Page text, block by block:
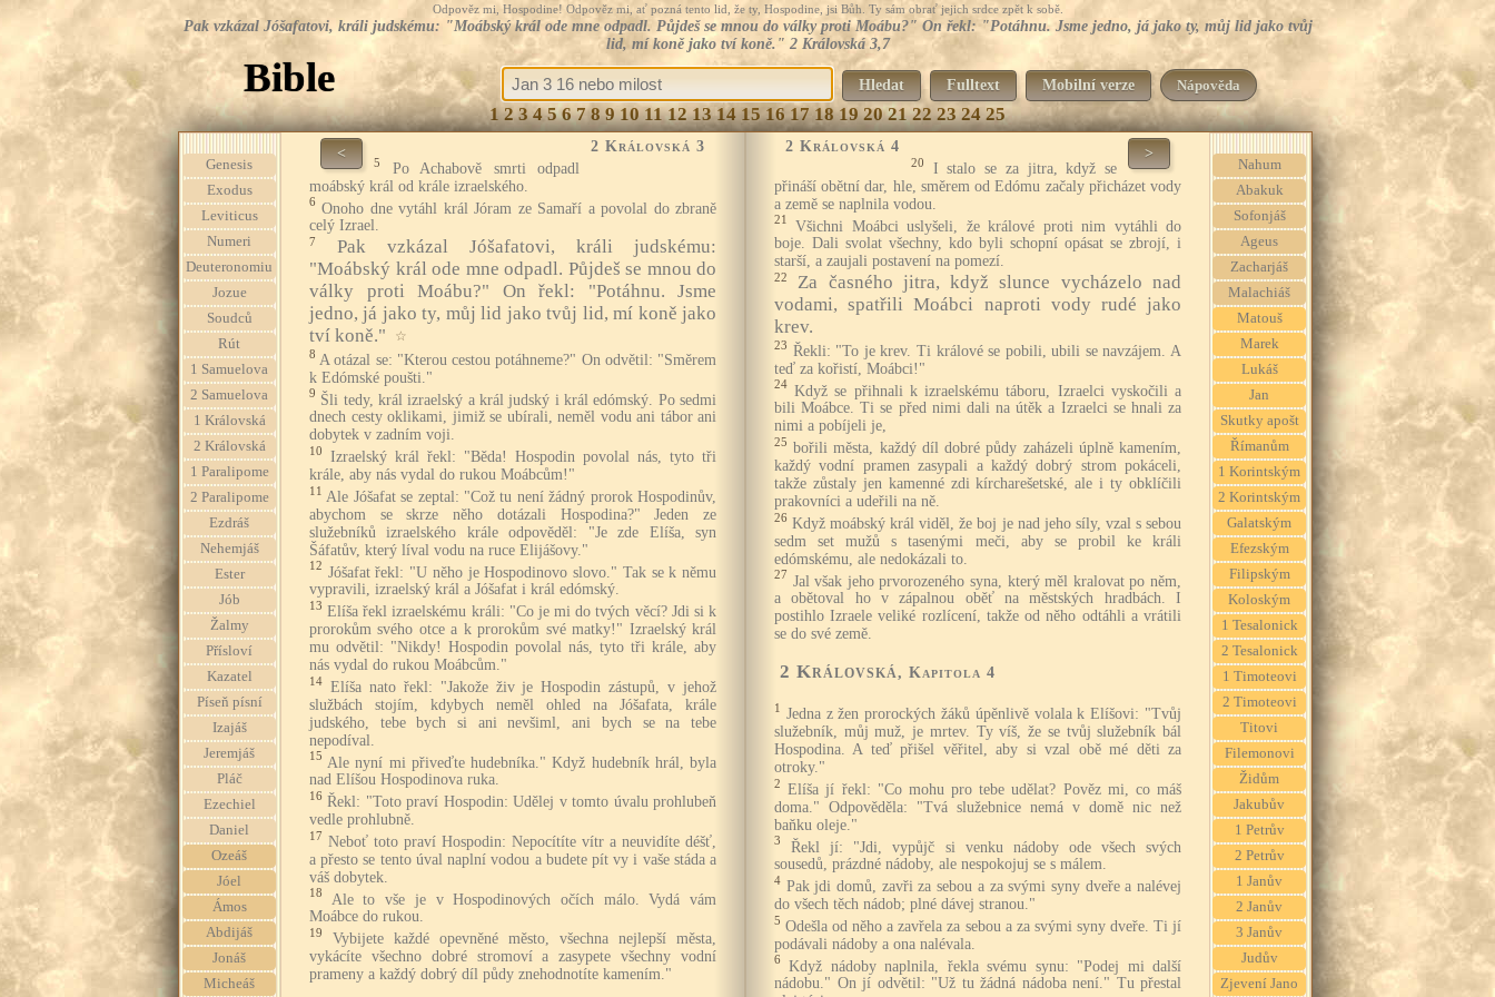
Odpověz mi, Hospodine! Odpověz mi, ať pozná tento lid, že ty, Hospodine, jsi Bůh. Ty sám obrať jejich srdce zpět k sobě.
Pak vzkázal Jóšafatovi, králi judskému: "Moábský král ode mne odpadl. Půjdeš se mnou do války proti Moábu?" On řekl: "Potáhnu. Jsme jedno, já jako ty, můj lid jako tvůj
lid, mí koně jako tví koně." 2 Královská 3,7
Bible Hledat Fulltext Mobilní verze Nápověda
1 2 3 4 5 6 7 8 9 10 11 12 13 14 15 16 17 18 19 20 21 22 23 24 25
Genesis
Exodus
Leviticus
Numeri
Deuteronomiu
Jozue
Soudců
Rút
1 Samuelova
2 Samuelova
1 Královská
2 Královská
1 Paralipome
2 Paralipome
Ezdráš
Nehemjáš
Ester
Jób
Žalmy
Přísloví
Kazatel
Píseň písní
Izajáš
Jeremjáš
Pláč
Ezechiel
Daniel
Ozeáš
Jóel
Ámos
Abdijáš
Jonáš
Micheáš
< 2 Královská 3
5
Po Achabově smrti odpadl
moábský král od krále izraelského.
6 Onoho dne vytáhl král Jóram ze Samaří a povolal do zbraně
celý Izrael.
7
Pak vzkázal Jóšafatovi, králi judskému:
"Moábský král ode mne odpadl. Půjdeš se mnou do
války proti Moábu?" On řekl: "Potáhnu. Jsme
jedno, já jako ty, můj lid jako tvůj lid, mí koně jako
tví koně."
☆
8 A otázal se: "Kterou cestou potáhneme?" On odvětil: "Směrem
k Edómské poušti."
9 Šli tedy, král izraelský a král judský i král edómský. Po sedmi
dnech cesty oklikami, jimiž se ubírali, neměl vodu ani tábor ani
dobytek v zadním voji.
10
Izraelský král řekl: "Běda! Hospodin povolal nás, tyto tři
krále, aby nás vydal do rukou Moábcům!"
11 Ale Jóšafat se zeptal: "Což tu není žádný prorok Hospodinův,
abychom se skrze něho dotázali Hospodina?" Jeden ze
služebníků izraelského krále odpověděl: "Je zde Elíša, syn
Šáfatův, který líval vodu na ruce Elijášovy."
12 Jóšafat řekl: "U něho je Hospodinovo slovo." Tak se k němu
vypravili, izraelský král a Jóšafat i král edómský.
13 Elíša řekl izraelskému králi: "Co je mi do tvých věcí? Jdi si k
prorokům svého otce a k prorokům své matky!" Izraelský král
mu odvětil: "Nikdy! Hospodin povolal nás, tyto tři krále, aby
nás vydal do rukou Moábcům."
14 Elíša nato řekl: "Jakože živ je Hospodin zástupů, v jehož
službách stojím, kdybych neměl ohled na Jóšafata, krále
judského, tebe bych si ani nevšiml, ani bych se na tebe
nepodíval.
15 Ale nyní mi přiveďte hudebníka." Když hudebník hrál, byla
nad Elíšou Hospodinova ruka.
16 Řekl: "Toto praví Hospodin: Udělej v tomto úvalu prohlubeň
vedle prohlubně.
17 Neboť toto praví Hospodin: Nepocítíte vítr a neuvidíte déšť,
a přesto se tento úval naplní vodou a budete pít vy i vaše stáda a
váš dobytek.
18
Ale to vše je v Hospodinových očích málo. Vydá vám
Moábce do rukou.
19
Vybijete každé opevněné město, všechna nejlepší města,
vykácíte všechno dobré stromoví a zasypete všechny vodní
prameny a každý dobrý díl půdy znehodnotíte kamením."
2 Královská 4 >
20
I stalo se za jitra, když se
přináší obětní dar, hle, směrem od Edómu začaly přicházet vody
a země se naplnila vodou.
21
Všichni Moábci uslyšeli, že králové proti nim vytáhli do
boje. Dali svolat všechny, kdo byli schopní opásat se zbrojí, i
starší, a zaujali postavení na pomezí.
22
Za časného jitra, když slunce vycházelo nad
vodami, spatřili Moábci naproti vody rudé jako
krev.
23 Řekli: "To je krev. Ti králové se pobili, ubili se navzájem. A
teď za kořistí, Moábci!"
24 Když se přihnali k izraelskému táboru, Izraelci vyskočili a
bili Moábce. Ti se před nimi dali na útěk a Izraelci se hnali za
nimi a pobíjeli je,
25 bořili města, každý díl dobré půdy zaházeli úplně kamením,
každý vodní pramen zasypali a každý dobrý strom pokáceli,
takže zůstaly jen kamenné zdi kírcharešetské, ale i ty obklíčili
prakovníci a udeřili na ně.
26 Když moábský král viděl, že boj je nad jeho síly, vzal s sebou
sedm set mužů s tasenými meči, aby se probil ke králi
edómskému, ale nedokázali to.
27 Jal však jeho prvorozeného syna, který měl kralovat po něm,
a obětoval ho v zápalnou oběť na městských hradbách. I
postihlo Izraele veliké rozlícení, takže od něho odtáhli a vrátili
se do své země.
2 Královská, Kapitola 4
1
Jedna z žen prorockých žáků úpěnlivě volala k Elíšovi: "Tvůj
služebník, můj muž, je mrtev. Ty víš, že se tvůj služebník bál
Hospodina. A teď přišel věřitel, aby si vzal obě mé děti za
otroky."
2 Elíša jí řekl: "Co mohu pro tebe udělat? Pověz mi, co máš
doma." Odpověděla: "Tvá služebnice nemá v domě nic než
baňku oleje."
3
Řekl jí: "Jdi, vypůjč si venku nádoby ode všech svých
sousedů, prázdné nádoby, ale nespokojuj se s málem.
4 Pak jdi domů, zavři za sebou a za svými syny dveře a nalévej
do všech těch nádob; plné dávej stranou."
5 Odešla od něho a zavřela za sebou a za svými syny dveře. Ti jí
podávali nádoby a ona nalévala.
6
Když nádoby naplnila, řekla svému synu: "Podej mi další
nádobu." On jí odvětil: "Už tu žádná nádoba není." Tu přestal
Nahum
Abakuk
Sofonjáš
Ageus
Zacharjáš
Malachiáš
Matouš
Marek
Lukáš
Jan
Skutky apošt
Římanům
1 Korintským
2 Korintským
Galatským
Efezským
Filipským
Koloským
1 Tesalonick
2 Tesalonick
1 Timoteovi
2 Timoteovi
Titovi
Filemonovi
Židům
Jakubův
1 Petrův
2 Petrův
1 Janův
2 Janův
3 Janův
Judův
Zjevení Jano